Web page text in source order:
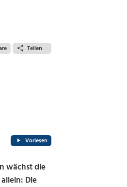
Teilen
Vorlesen
wächst die
Die